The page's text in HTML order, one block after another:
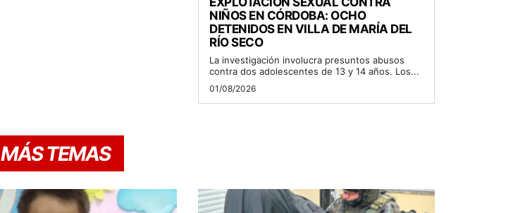
NIÑOS EN CÓRDOBA: OCHO
DETENIDOS EN VILLA DE MARÍA DEL
RÍO SECO
La investigación involucra presuntos abusos
contra dos adolescentes de 13 y 14 años. Los...
01/08/2026
MÁS TEMAS